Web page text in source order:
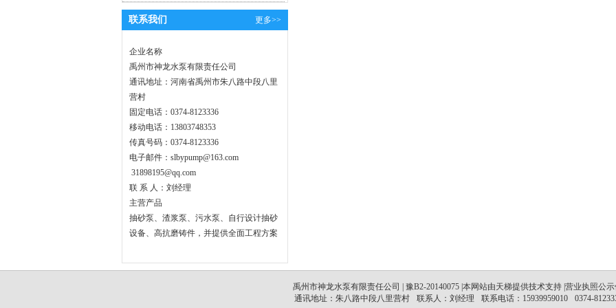
更多>>
联系我们
企业名称
禹州市神龙水泵有限责任公司
通讯地址：河南省禹州市朱八路中段八里
营村
固定电话：0374-8123336
移动电话：13803748353
传真号码：0374-8123336
电子邮件：slbypump@163.com
31898195@qq.com
联 系 人：刘经理
主营产品
抽砂泵、渣浆泵、污水泵、自行设计抽砂
设备、高抗磨铸件，并提供全面工程方案
禹州市神龙水泵有限责任公司 | 豫B2-20140075 |本网站由天梯提供技术支持 |营业执照公
通讯地址：朱八路中段八里营村
联系人：刘经理 联系电话：15939959010 0374-